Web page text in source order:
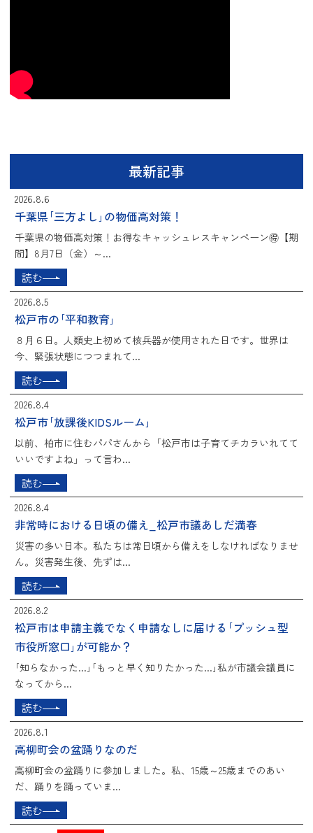
最新記事
2026.8.6
千葉県｢三方よし｣の物価高対策！
千葉県の物価高対策！お得なキャッシュレスキャンペーン🉐【期
間】8月7日（金）～...
読む
2026.8.5
松戸市の｢平和教育｣
８月６日。人類史上初めて核兵器が使用された日です。世界は
今、緊張状態につつまれて...
読む
2026.8.4
松戸市｢放課後KIDSルーム｣
以前、柏市に住むパパさんから「松戸市は子育てチカラいれてて
いいですよね」って言わ...
読む
2026.8.4
非常時における日頃の備え_松戸市議あしだ満春
災害の多い日本。私たちは常日頃から備えをしなければなりませ
ん。災害発生後、先ずは...
読む
2026.8.2
松戸市は申請主義でなく申請なしに届ける｢プッシュ型
市役所窓口｣が可能か？
｢知らなかった...｣｢もっと早く知りたかった...｣私が市議会議員に
なってから...
読む
2026.8.1
高柳町会の盆踊りなのだ
高柳町会の盆踊りに参加しました。私、15歳～25歳までのあい
だ、踊りを踊っていま...
読む